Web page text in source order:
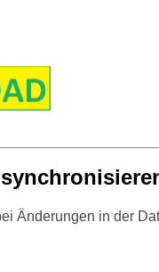
Änderungen in der